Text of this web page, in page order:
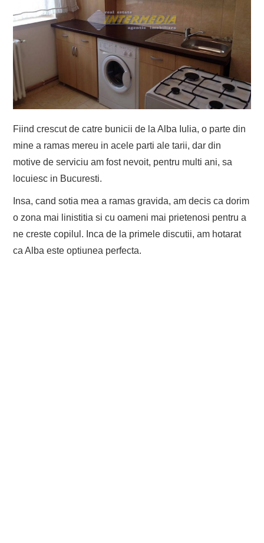
EVENIMENTE
BICICLETE
Fiind crescut de catre bunicii de la Alba Iulia, o parte din
mine a ramas mereu in acele parti ale tarii, dar din
motive de serviciu am fost nevoit, pentru multi ani, sa
locuiesc in Bucuresti.
Insa, cand sotia mea a ramas gravida, am decis ca dorim
o zona mai linistitia si cu oameni mai prietenosi pentru a
ne creste copilul. Inca de la primele discutii, am hotarat
ca Alba este optiunea perfecta.